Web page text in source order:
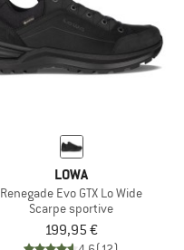
LOWA
Renegade Evo GTX Lo Wide
Scarpe sportive
199,95 €